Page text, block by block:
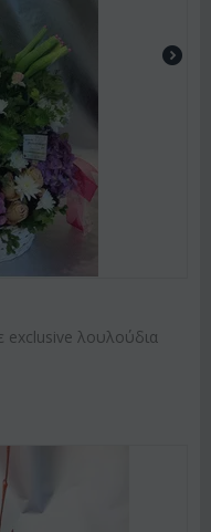
exclusive λουλούδια